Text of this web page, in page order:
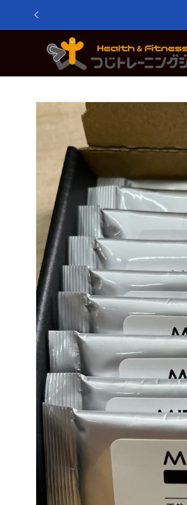
ンツに
進む
商品情
報にス
キップ